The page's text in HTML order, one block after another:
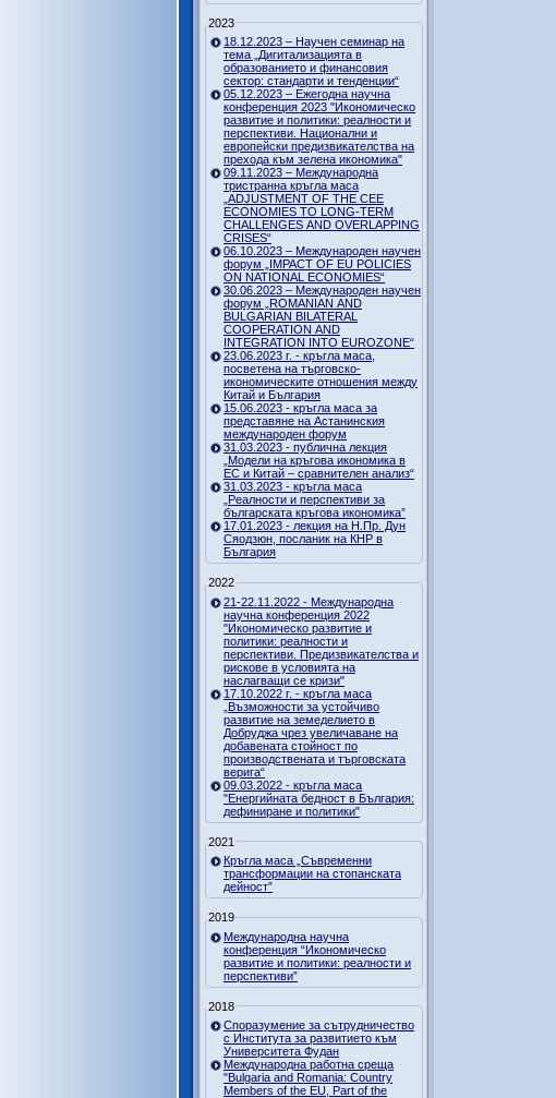
2023
18.12.2023 – Научен семинар на
тема „Дигитализацията в
образованието и финансовия
сектор: стандарти и тенденции“
05.12.2023 – Ежегодна научна
конференция 2023 "Икономическо
развитие и политики: реалности и
перспективи. Национални и
европейски предизвикателства на
прехода към зелена икономика"
09.11.2023 – Международна
тристранна кръгла маса
„ADJUSTMENT OF THE CEE
ECONOMIES TO LONG-TERM
CHALLENGES AND OVERLAPPING
CRISES“
06.10.2023 – Международен научен
форум „IMPACT OF EU POLICIES
ON NATIONAL ECONOMIES“
30.06.2023 – Международен научен
форум „ROMANIAN AND
BULGARIAN BILATERAL
COOPERATION AND
INTEGRATION INTO EUROZONE“
23.06.2023 г. - кръгла маса,
посветена на търговско-
икономическите отношения между
Китай и България
15.06.2023 - кръгла маса за
представяне на Астанинския
международен форум
31.03.2023 - публична лекция
„Модели на кръгова икономика в
ЕС и Китай – сравнителен анализ“
31.03.2023 - кръгла маса
„Реалности и перспективи за
българската кръгова икономика”
17.01.2023 - лекция на Н.Пр. Дун
Сяодзюн, посланик на КНР в
България
2022
21-22.11.2022 - Международна
научна конференция 2022
"Икономическо развитие и
политики: реалности и
перспективи. Предизвикателства и
рискове в условията на
наслагващи се кризи"
17.10.2022 г. - кръгла маса
„Възможности за устойчиво
развитие на земеделието в
Добруджа чрез увеличаване на
добавената стойност по
производствената и търговската
верига“
09.03.2022 - кръгла маса
"Енергийната бедност в България:
дефиниране и политики"
2021
Кръгла маса „Съвременни
трансформации на стопанската
дейност”
2019
Международна научна
конференция “Икономическо
развитие и политики: реалности и
перспективи”
2018
Споразумение за сътрудничество
с Института за развитието към
Университета Фудан
Международна работна среща
"Bulgaria and Romania: Country
Members of the EU, Part of the